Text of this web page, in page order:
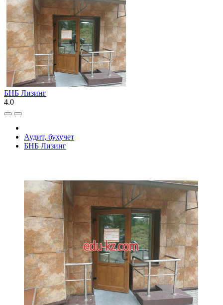
БНБ Лизинг
4.0
Аудит, бухучет
БНБ Лизинг